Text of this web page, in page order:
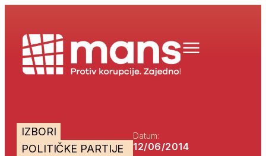
IZBORI
POLITIČKE PARTIJE
Datum:
12/06/2014